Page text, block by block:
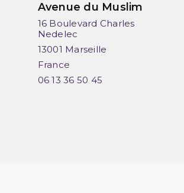
Avenue du Muslim
16 Boulevard Charles
Nedelec
13001 Marseille
France
06 13 36 50 45